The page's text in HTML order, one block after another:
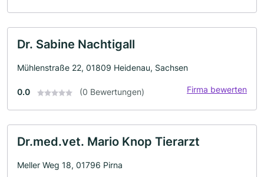
Dr. Sabine Nachtigall
Mühlenstraße 22, 01809 Heidenau, Sachsen
0.0 (0 Bewertungen) Firma bewerten
Dr.med.vet. Mario Knop Tierarzt
Meller Weg 18, 01796 Pirna